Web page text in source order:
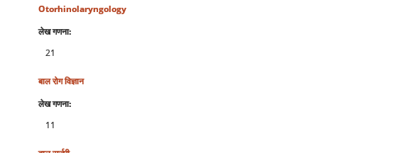
Otorhinolaryngology
लेख गणना:
21
बाल रोग विज्ञान
लेख गणना:
11